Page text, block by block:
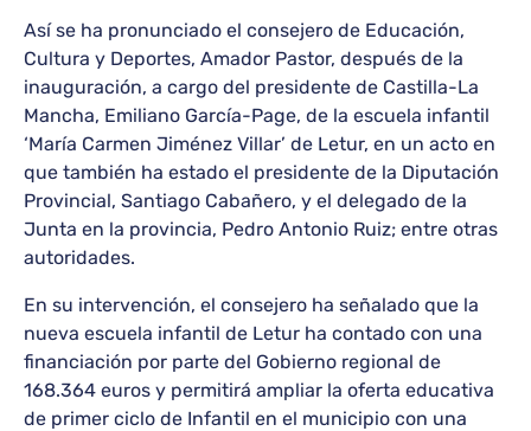
Así se ha pronunciado el consejero de Educación,
Cultura y Deportes, Amador Pastor, después de la
inauguración, a cargo del presidente de Castilla-La
Mancha, Emiliano García-Page, de la escuela infantil
‘María Carmen Jiménez Villar’ de Letur, en un acto en
que también ha estado el presidente de la Diputación
Provincial, Santiago Cabañero, y el delegado de la
Junta en la provincia, Pedro Antonio Ruiz; entre otras
autoridades.
En su intervención, el consejero ha señalado que la
nueva escuela infantil de Letur ha contado con una
financiación por parte del Gobierno regional de
168.364 euros y permitirá ampliar la oferta educativa
de primer ciclo de Infantil en el municipio con una